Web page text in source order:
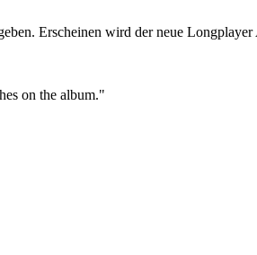
Erscheinen wird der neue
on the album."